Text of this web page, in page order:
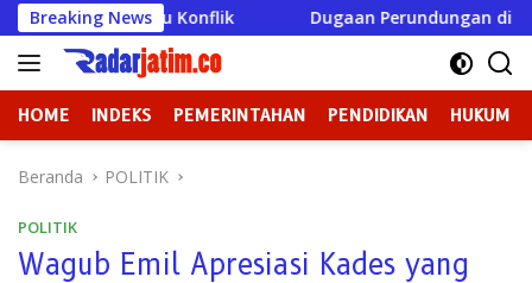
Langsung
ke
konten
Breaking News
Konflik Dugaan Perundungan di SMPN 3
HOME INDEKS PEMERINTAHAN PENDIDIKAN HUKUM
Beranda POLITIK
POLITIK
Wagub Emil Apresiasi Kades yang